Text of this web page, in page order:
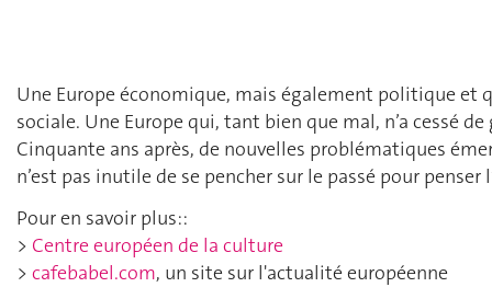
Une Europe économique, mais également politique et
sociale. Une Europe qui, tant bien que mal, n’a cessé de
Cinquante ans après, de nouvelles problématiques
n’est pas inutile de se pencher sur le passé pour penser
Pour en savoir plus::
> Centre européen de la culture
> cafebabel.com, un site sur l'actualité européenne